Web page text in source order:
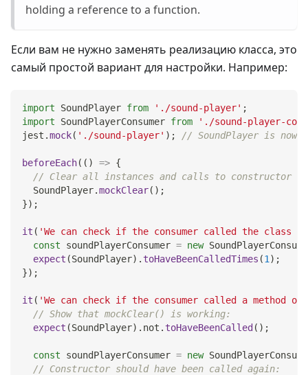
holding a reference to a function.
Если вам не нужно заменять реализацию класса, это
самый простой вариант для настройки. Например:
import SoundPlayer from './sound-player' ;
import
SoundPlayerConsumer from
'./sound-player-
jest .mock( './sound-player' ) ; // SoundPlayer is now
beforeEach( ( ) => {
// Clear all instances and calls to constructor
SoundPlayer.mockClear( ) ;
}) ;
it ( 'We can check if the consumer called the class
const soundPlayerConsumer = new
expect (SoundPlayer) . toHaveBeenCalledTimes (1 ) ;
}) ;
it ( 'We can check if the consumer called a method
// Show that mockClear() is working:
expect (SoundPlayer) . not . toHaveBeenCalled ( ) ;
const soundPlayerConsumer = new
// Constructor should have been called again: